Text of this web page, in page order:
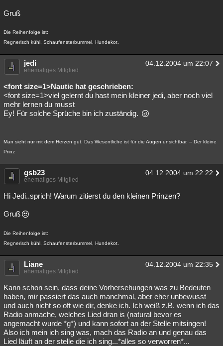
Gruß
Die Reihenfolge ist:
Regnerisch kühl, Schaufensterbummel, Hundekot.
jedi 04.12.2004 um 22:07
ehemaliges Mitglied
<font size=1>Nautic hat geschrieben:
<font size=1>viel gelernt du hast mein kleiner jedi, aber noch viel
mehr lernen du musst
Ey! Für solche Sprüche bin ich zuständig.
Man sieht nur mit dem Herzen gut. Das Wesentliche ist für die Augen unsichtbar. -- Der kleine
Prinz
gsb23 04.12.2004 um 22:22
ehemaliges Mitglied
Hi Jedi..sprich! Warum zitierst du den kleinen Prinzen?
Gruß
Die Reihenfolge ist:
Regnerisch kühl, Schaufensterbummel, Hundekot.
Liane 04.12.2004 um 22:35
ehemaliges Mitglied
Kann schon sein, dass deine Vorhersehungen was zu Bedeuten
haben, mir passiert das auch manchmal, aber eher unbewusst
und auch nicht so oft wie dir, denke ich. Ich weiß z.B. wenn ich das
Radio anmache, welches Lied dran is (natural bevor es
angemacht wurde *g*) und kann sofort an der Stelle mitsingen!
Also ich mein ich sing was, mach das Radio an und genau das
Lied läuft an der stelle die ich sing...*alles so verworren*...